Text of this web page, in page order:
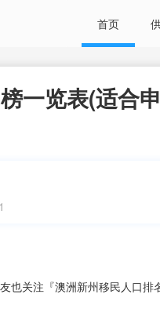
首页
一览表(适合
友也关注『澳洲新州移民人口